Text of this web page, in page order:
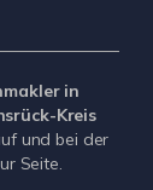
in
Kreis
und bei der
Seite.